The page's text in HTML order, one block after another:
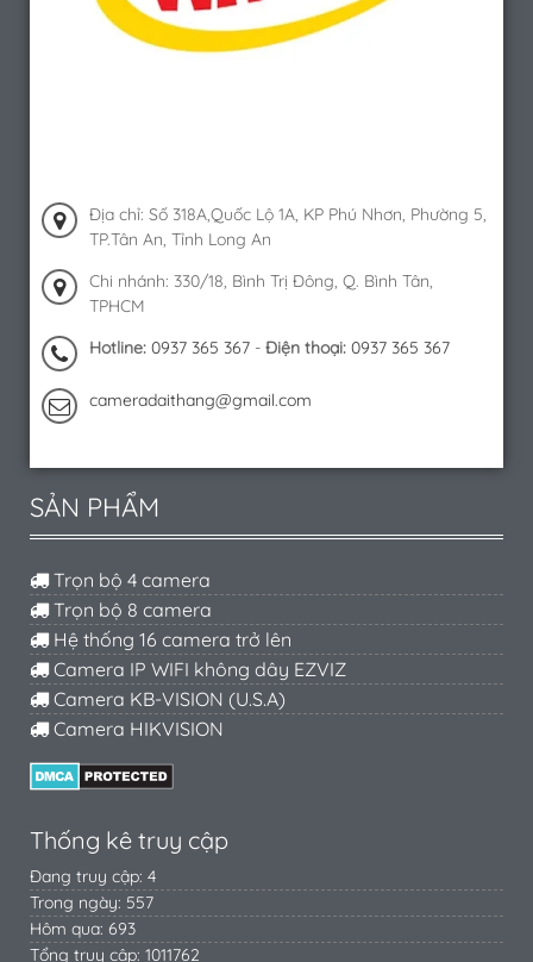
Địa chỉ: Số 318A,Quốc Lộ 1A, KP Phú Nhơn, Phường 5,
TP.Tân An, Tỉnh Long An
Chi nhánh: 330/18, Bình Trị Đông, Q. Bình Tân,
TPHCM
Hotline: 0937 365 367 - Điện thoại: 0937 365 367
cameradaithang@gmail.com
SẢN PHẨM
Trọn bộ 4 camera
Trọn bộ 8 camera
Hệ thống 16 camera trở lên
Camera IP WIFI không dây EZVIZ
Camera KB-VISION (U.S.A)
Camera HIKVISION
Thống kê truy cập
Đang truy cập: 4
Trong ngày: 557
Hôm qua: 693
Tổng truy cập: 1011762